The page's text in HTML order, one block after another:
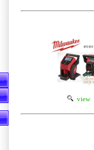
view